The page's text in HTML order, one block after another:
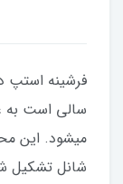
فرشینه
سالی است به
میشود. این
شانل تشکیل